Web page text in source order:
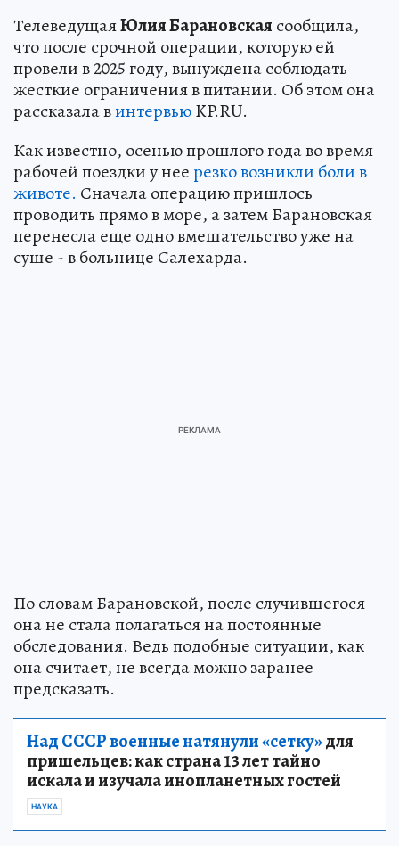
ТелеведущаяЮлия Барановская сообщила,
что после срочной операции, которую ей
провели в 2025 году, вынуждена соблюдать
жесткие ограничения в питании. Об этом она
рассказала винтервьюKP.RU.
Как известно, осенью прошлого года во время
рабочей поездки у неерезко возникли боли в
животе. Сначала операцию пришлось
проводить прямо в море, а затем Барановская
перенесла еще одно вмешательство уже на
суше - в больнице Салехарда.
По словам Барановской, после случившегося
она не стала полагаться на постоянные
обследования. Ведь подобные ситуации, как
она считает, не всегда можно заранее
предсказать.
Над СССР военные натянули «сетку»для
пришельцев: как страна 13 лет тайно
искала и изучала инопланетных гостей
НАУКА